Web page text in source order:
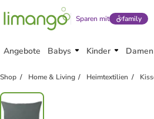
Sparen mit family
Angebote Babys Kinder Damen
Shop Home & Living Heimtextilien